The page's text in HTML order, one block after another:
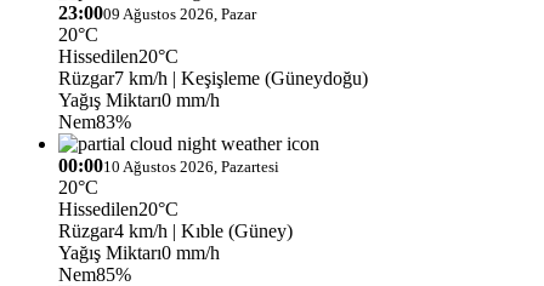
23:0009 Ağustos 2026, Pazar
20°C
Hissedilen20°C
Rüzgar7 km/h | Keşişleme (Güneydoğu)
Yağış Miktarı0 mm/h
Nem83%
00:0010 Ağustos 2026, Pazartesi
20°C
Hissedilen20°C
Rüzgar4 km/h | Kıble (Güney)
Yağış Miktarı0 mm/h
Nem85%